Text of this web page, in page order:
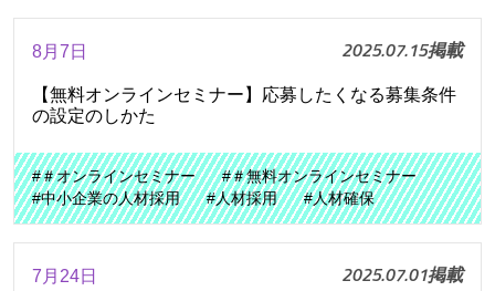
8月7日 2025.07.15掲載
【無料オンラインセミナー】応募したくなる募集条件
の設定のしかた
#＃オンラインセミナー
#＃無料オンラインセミナー
#中小企業の人材採用
#人材採用 #人材確保
7月24日 2025.07.01掲載